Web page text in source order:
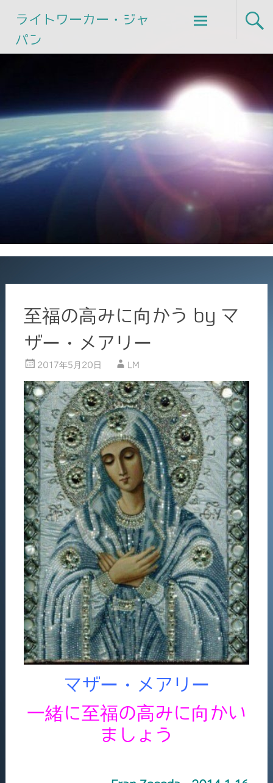
ライトワーカー・ジャ
パン
Skip
to
至福の高みに向かう by マ
ザー・メアリー
2017年5月20日 LM
マザー・メアリー
一緒に至福の高みに向かい
ましょう